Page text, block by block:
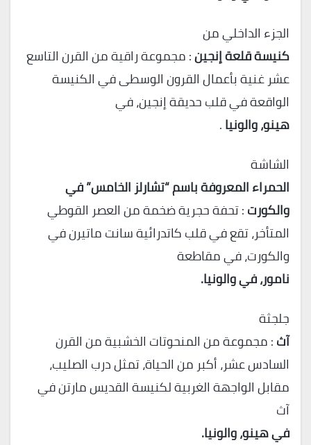
الجزء الداخلي من
كنيسة قلعة إنجين: مجموعة راقية من القرن التاسع
عشر غنية بأعمال القرون الوسطى في الكنيسة
الواقعة في قلب حديقة إنجين، في
هينو، والونيا.
الشاشة
الحمراء المعروفة باسم “تشارلز الخامس” في
والكورت: تحفة حجرية ضخمة من العصر القوطي
المتأخر، تقع في قلب كاتدرائية سانت ماتيرن في
والكورت، في مقاطعة
نامور، في والونيا.
جلجثة
آث: مجموعة من المنحوتات الخشبية من القرن
السادس عشر، أكبر من الحياة، تمثل درب الصليب،
مقابل الواجهة الغربية لكنيسة القديس مارتن في
آث
في هينو، والونيا.